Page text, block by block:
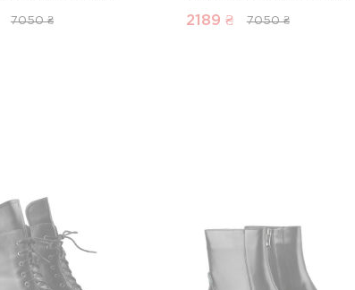
7050 ₴ 2189 ₴ 7050 ₴